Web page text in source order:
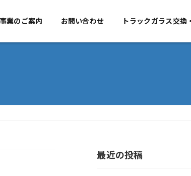
表者挨拶 会社概要 事業のご案内 お問い合
事業のご案内 お問い合わせ トラックガラス交換
最近の投稿